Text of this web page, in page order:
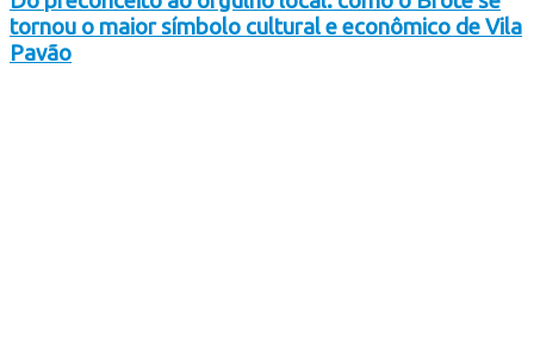
tornou o maior símbolo cultural e econômico de Vila
Pavão